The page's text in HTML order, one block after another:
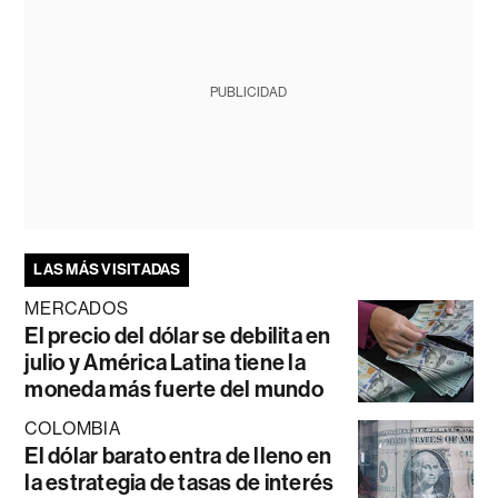
PUBLICIDAD
LAS MÁS VISITADAS
MERCADOS
El precio del dólar se debilita en
julio y América Latina tiene la
moneda más fuerte del mundo
COLOMBIA
El dólar barato entra de lleno en
la estrategia de tasas de interés